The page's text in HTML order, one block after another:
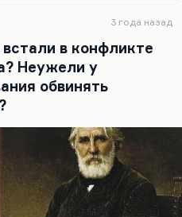
предателем.
и
— это поступки
решительного
отрекся и с
3 года назад
в конфликте
Неужели у
обвинять